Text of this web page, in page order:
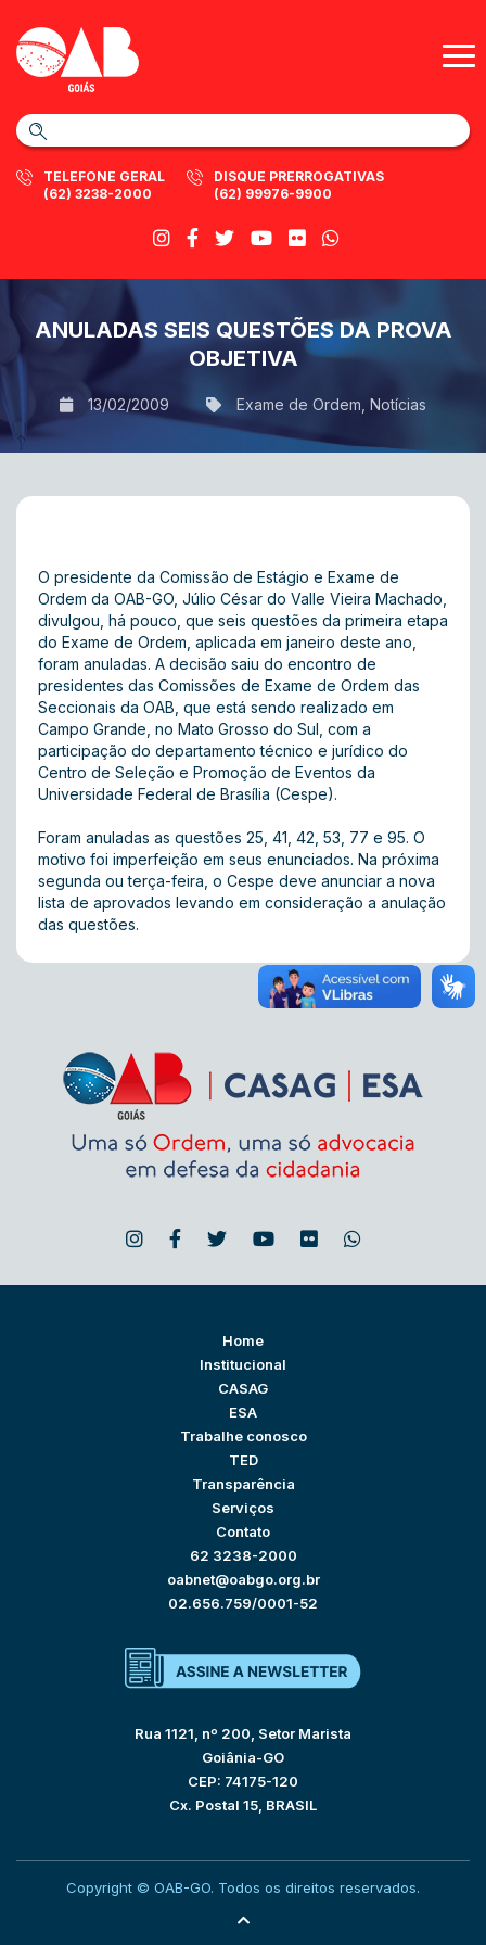
TELEFONE GERAL
(62) 3238-2000
DISQUE PRERROGATIVAS
(62) 99976-9900
ANULADAS SEIS QUESTÕES DA PROVA
OBJETIVA
13/02/2009 Exame de Ordem Notícias
O presidente da Comissão de Estágio e Exame de
Ordem da OAB-GO, Júlio César do Valle Vieira Machado,
divulgou, há pouco, que seis questões da primeira etapa
do Exame de Ordem, aplicada em janeiro deste ano,
foram anuladas. A decisão saiu do encontro de
presidentes das Comissões de Exame de Ordem das
Seccionais da OAB, que está sendo realizado em
Campo Grande, no Mato Grosso do Sul, com a
participação do departamento técnico e jurídico do
Centro de Seleção e Promoção de Eventos da
Universidade Federal de Brasília (Cespe).
Foram anuladas as questões 25, 41, 42, 53, 77 e 95. O
motivo foi imperfeição em seus enunciados. Na próxima
segunda ou terça-feira, o Cespe deve anunciar a nova
lista de aprovados levando em consideração a anulação
das questões.
Home
Institucional
CASAG
ESA
Trabalhe conosco
TED
Transparência
Serviços
Contato
62 3238-2000
oabnet@oabgo.org.br
02.656.759/0001-52
Rua 1121, nº 200, Setor Marista
Goiânia-GO
CEP: 74175-120
Cx. Postal 15, BRASIL
Copyright © OAB-GO. Todos os direitos reservados.